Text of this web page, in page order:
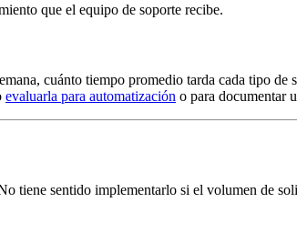
que el equipo de soporte recibe.
cuánto tiempo promedio tarda cada tipo
evaluarla para automatización o para documentar
tiene sentido implementarlo si el volumen de